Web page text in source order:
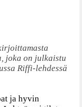
joka on julkaistu
Riffi-lehdessä
ja hyvin